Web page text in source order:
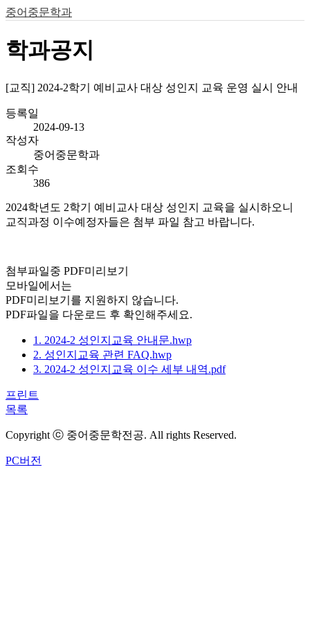
중어중문학과
학과공지
[교직] 2024-2학기 예비교사 대상 성인지 교육 운영 실시 안내
등록일
2024-09-13
작성자
중어중문학과
조회수
386
2024학년도 2학기 예비교사 대상 성인지 교육을 실시하오니
교직과정 이수예정자들은 첨부 파일 참고 바랍니다.
첨부파일중 PDF미리보기
모바일에서는
PDF미리보기를 지원하지 않습니다.
PDF파일을 다운로드 후 확인해주세요.
1. 2024-2 성인지교육 안내문.hwp
2. 성인지교육 관련 FAQ.hwp
3. 2024-2 성인지교육 이수 세부 내역.pdf
프린트
목록
Copyright ⓒ 중어중문학전공. All rights Reserved.
PC버전